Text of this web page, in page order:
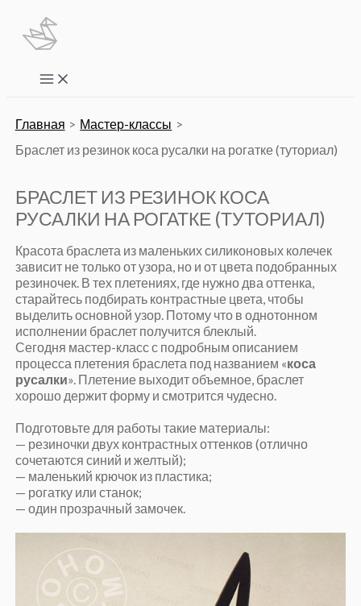
Перейти
содержимому
Main
Menu
Главная
Мастер-классы
Браслет из резинок коса русалки на рогатке (туториал)
БРАСЛЕТ ИЗ РЕЗИНОК КОСА
РУСАЛКИ НА РОГАТКЕ (ТУТОРИАЛ)
Красота браслета из маленьких силиконовых колечек
зависит не только от узора, но и от цвета подобранных
резиночек. В тех плетениях, где нужно два оттенка,
старайтесь подбирать контрастные цвета, чтобы
выделить основной узор. Потому что в однотонном
исполнении браслет получится блеклый.
Сегодня мастер-класс с подробным описанием
процесса плетения браслета под названием «коса
русалки». Плетение выходит объемное, браслет
хорошо держит форму и смотрится чудесно.
Подготовьте для работы такие материалы:
— резиночки двух контрастных оттенков (отлично
сочетаются синий и желтый);
— маленький крючок из пластика;
— рогатку или станок;
— один прозрачный замочек.